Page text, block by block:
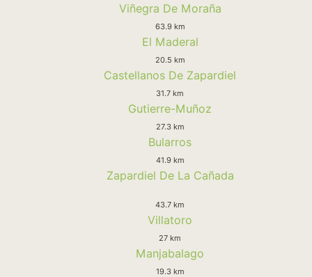
Viñegra De Moraña
63.9 km
El Maderal
20.5 km
Castellanos De Zapardiel
31.7 km
Gutierre-Muñoz
27.3 km
Bularros
41.9 km
Zapardiel De La Cañada
43.7 km
Villatoro
27 km
Manjabalago
19.3 km